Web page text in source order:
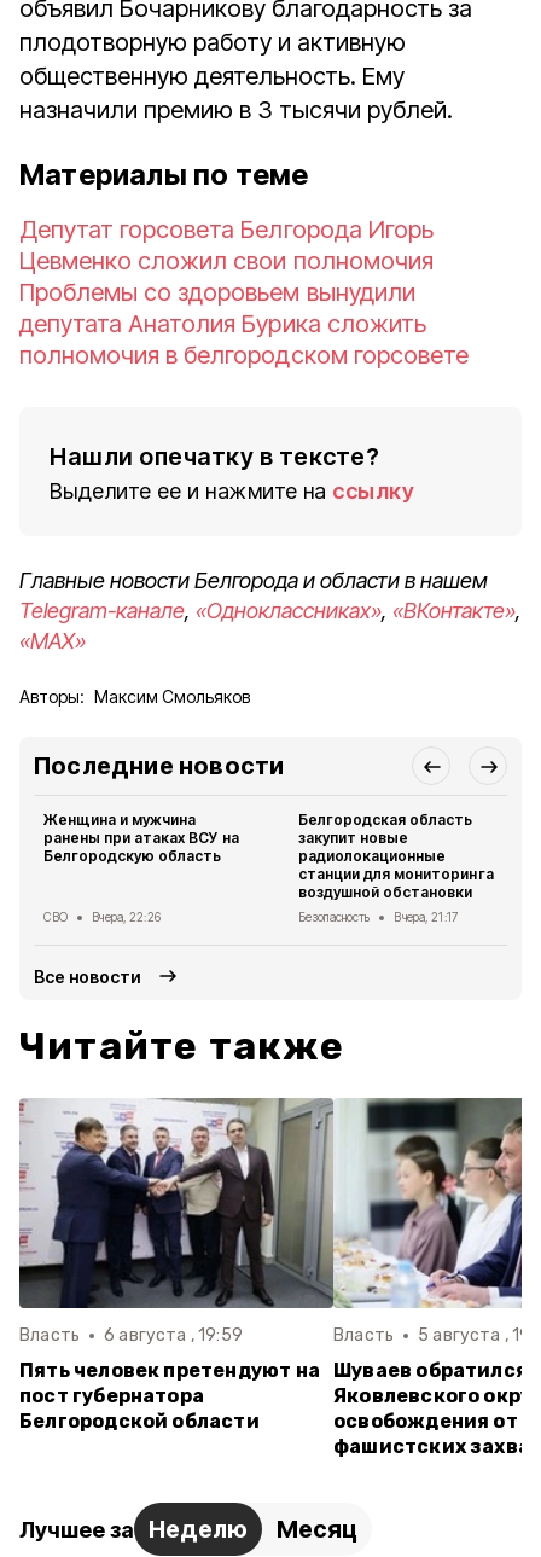
объявил Бочарникову благодарность за
плодотворную работу и активную
общественную деятельность. Ему
назначили премию в 3 тысячи рублей.
Материалы по теме
Депутат горсовета Белгорода Игорь
Цевменко сложил свои полномочия
Проблемы со здоровьем вынудили
депутата Анатолия Бурика сложить
полномочия в белгородском горсовете
Нашли опечатку в тексте?
Выделите ее и нажмите на ссылку
Главные новости Белгорода и области в нашем
Telegram-канале, «Одноклассниках», «ВКонтакте»,
«MAX»
Авторы: Максим Смольяков
Последние новости
Женщина и мужчина
ранены при атаках ВСУ на
Белгородскую область
СВО Вчера, 22:26
Белгородская область
закупит новые
радиолокационные
станции для мониторинга
воздушной обстановки
Безопасность Вчера, 21:17
Все новости
Читайте также
Власть 6 августа , 19:59
Пять человек претендуют на
пост губернатора
Белгородской области
Власть 5 августа ,
Шуваев обратился
Яковлевского
освобождения от
фашистских
Лучшее за Неделю Месяц